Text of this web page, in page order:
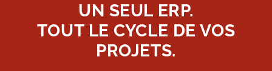
Compatibilité CFAO : Cabinet Vision, Microvellum,
UN SEUL ERP.
TOUT LE CYCLE DE VOS
PROJETS.